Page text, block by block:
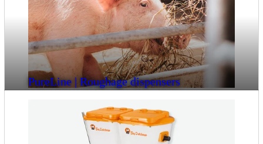
PureLine | Roughage dispensers